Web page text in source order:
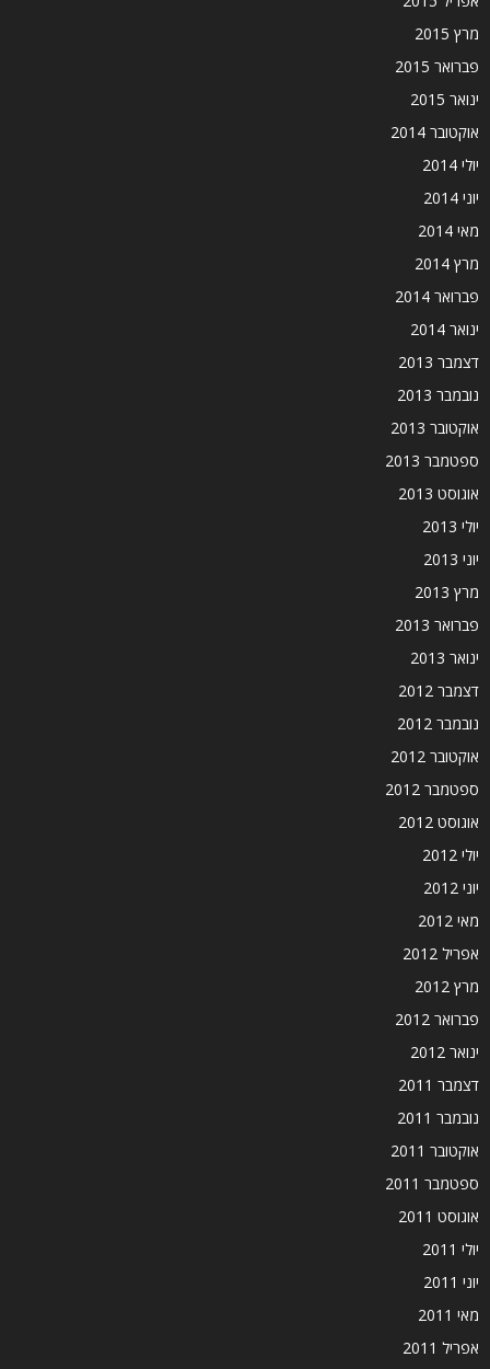
מרץ 2015
פברואר 2015
ינואר 2015
אוקטובר 2014
יולי 2014
יוני 2014
מאי 2014
מרץ 2014
פברואר 2014
ינואר 2014
דצמבר 2013
נובמבר 2013
אוקטובר 2013
ספטמבר 2013
אוגוסט 2013
יולי 2013
יוני 2013
מרץ 2013
פברואר 2013
ינואר 2013
דצמבר 2012
נובמבר 2012
אוקטובר 2012
ספטמבר 2012
אוגוסט 2012
יולי 2012
יוני 2012
מאי 2012
אפריל 2012
מרץ 2012
פברואר 2012
ינואר 2012
דצמבר 2011
נובמבר 2011
אוקטובר 2011
ספטמבר 2011
אוגוסט 2011
יולי 2011
יוני 2011
מאי 2011
אפריל 2011